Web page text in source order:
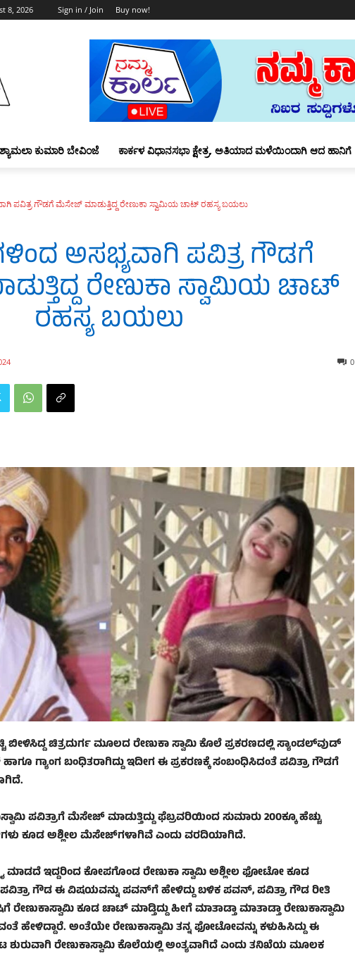
8, 2026 Sign in / Join Buy now!
ಕುಮಾರಿ ಬೇವಿಂಜೆ ಕಾರ್ಕಳ ವಿಧಾನಸಭಾ ಕ್ಷೇತ್ರ, ಅತಿಯಾದ ಮಳೆಯಿಂದಾಗಿ ಆದ ಹಾನಿಗೆ
ಪವಿತ್ರ ಗೌಡಗೆ ಮೆಸೇಜ್ ಮಾಡುತ್ತಿದ್ದ ರೇಣುಕಾ ಸ್ವಾಮಿಯ ಚಾಟ್ ರಹಸ್ಯ ಬಯಲು
ಅಸಭ್ಯವಾಗಿ ಪವಿತ್ರ ಗೌಡಗೆ
ರೇಣುಕಾ ಸ್ವಾಮಿಯ ಚಾಟ್
ರಹಸ್ಯ ಬಯಲು
0
ಬೀಳಿಸಿದ್ದ ಚಿತ್ರದುರ್ಗ ಮೂಲದ ರೇಣುಕಾ ಸ್ವಾಮಿ ಕೊಲೆ ಪ್ರಕರಣದಲ್ಲಿ ಸ್ಯಾಂಡಲ್‍ವುಡ್
ಗ್ಯಾಂಗ ಬಂಧಿತರಾಗಿದ್ದು ಇದೀಗ ಈ ಪ್ರಕರಣಕ್ಕೆ ಸಂಬಂಧಿಸಿದಂತೆ ಪವಿತ್ರಾ ಗೌಡಗೆ
ಪವಿತ್ರಾಗೆ ಮೆಸೇಜ್ ಮಾಡುತ್ತಿದ್ದು ಫೆಬ್ರವರಿಯಿಂದ ಸುಮಾರು 200ಕ್ಕೂ ಹೆಚ್ಚು
ಕೂಡ ಅಶ್ಲೀಲ ಮೆಸೇಜ್‍ಗಳಾಗಿವೆ ಎಂದು ವರದಿಯಾಗಿದೆ.
ಮಾಡದೆ ಇದ್ದರಿಂದ ಕೋಪಗೊಂಡ ರೇಣುಕಾ ಸ್ವಾಮಿ ಅಶ್ಲೀಲ ಫೋಟೋ ಕೂಡ
ಪವಿತ್ರಾ ಗೌಡ ಈ ವಿಷಯವನ್ನು ಪವನ್‍ಗೆ ಹೇಳಿದ್ದು ಬಳಿಕ ಪವನ್, ಪವಿತ್ರಾ ಗೌಡ ರೀತಿ
ಕೂಡ ಚಾಟ್ ಮಾಡ್ತಿದ್ದು ಹೀಗೆ ಮಾತಾಡ್ತಾ ಮಾತಾಡ್ತಾ ರೇಣುಕಾಸ್ವಾಮಿ
ಅಂತೆಯೇ ರೇಣುಕಾಸ್ವಾಮಿ ತನ್ನ ಫೋಟೋವನ್ನು ಕಳುಹಿಸಿದ್ದು ಈ
ರೇಣುಕಾಸ್ವಾಮಿ ಕೊಲೆಯಲ್ಲಿ ಅಂತ್ಯವಾಗಿದೆ ಎಂದು ತನಿಖೆಯ ಮೂಲಕ